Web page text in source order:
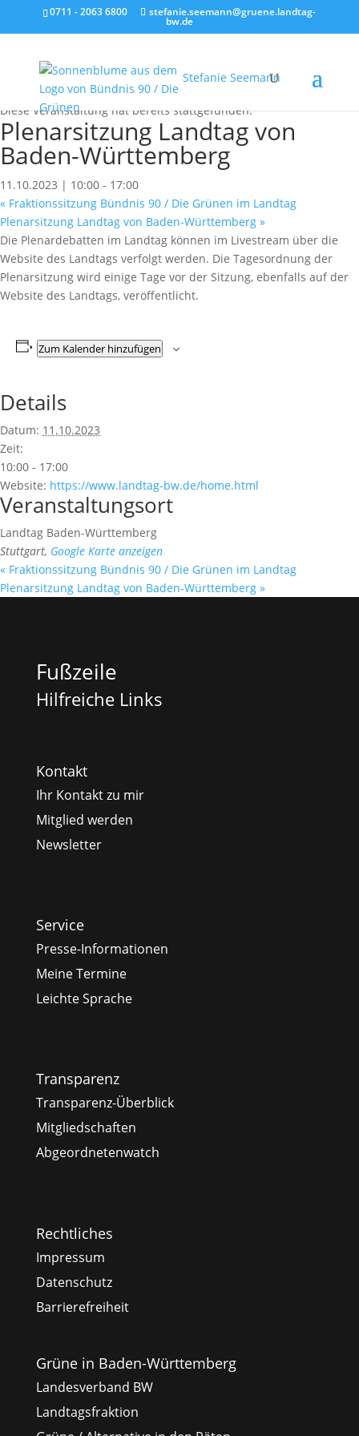
0711 - 2063 6800 stefanie.seemann@gruene.landtag-
bw.de
Stefanie Seemann
« Alle Veranstaltungen
Diese Veranstaltung hat bereits stattgefunden.
Plenarsitzung Landtag von
Baden-Württemberg
11.10.2023 | 10:00 - 17:00
« Fraktionssitzung Bündnis 90 / Die Grünen im Landtag
Plenarsitzung Landtag von Baden-Württemberg »
Die Plenardebatten im Landtag können im Livestream über die
Website des Landtags verfolgt werden. Die Tagesordnung der
Plenarsitzung wird einige Tage vor der Sitzung, ebenfalls auf der
Website des Landtags, veröffentlicht.
Zum Kalender hinzufügen
Details
Datum: 11.10.2023
Zeit:
10:00 - 17:00
Website: https://www.landtag-bw.de/home.html
Veranstaltungsort
Landtag Baden-Württemberg
Stuttgart, Google Karte anzeigen
« Fraktionssitzung Bündnis 90 / Die Grünen im Landtag
Plenarsitzung Landtag von Baden-Württemberg »
Fußzeile
Hilfreiche Links
Kontakt
Ihr Kontakt zu mir
Mitglied werden
Newsletter
Service
Presse-Informationen
Meine Termine
Leichte Sprache
Transparenz
Transparenz-Überblick
Mitgliedschaften
Abgeordnetenwatch
Rechtliches
Impressum
Datenschutz
Barrierefreiheit
Grüne in Baden-Württemberg
Landesverband BW
Landtagsfraktion